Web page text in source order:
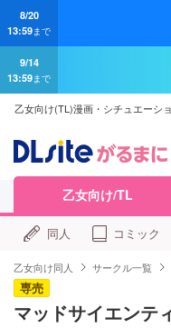
9/14
13:59まで
乙女向け(TL)漫画・シチュエーシ
乙女向け/TL
同人 コミック
乙女向け同人 サークル一覧
専売
マッドサイエンテ